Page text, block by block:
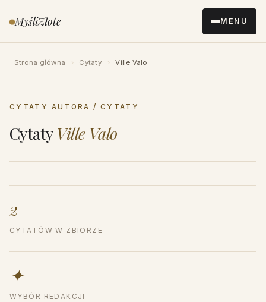
do MyśliZłote MENU
Strona główna › Cytaty › Ville Valo
CYTATY AUTORA / CYTATY
CytatyVille Valo
2
CYTATÓW W ZBIORZE
✦
WYBÓR REDAKCJI